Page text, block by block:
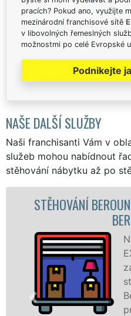
pracích? Pokud ano, využijte
mezinárodní franchisové sítě
v libovolných řemeslných
možnostmi po celé Evropské
Podnikejte
NAŠE DALŠÍ SLUŽBY
Naši franchisanti Vám v
služeb mohou nabídnout
stěhování nábytku až po
PRÁCE
vám
kvalitní